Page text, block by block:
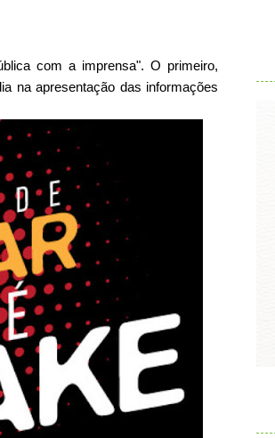
com a imprensa". O primeiro,
na apresentação das informações